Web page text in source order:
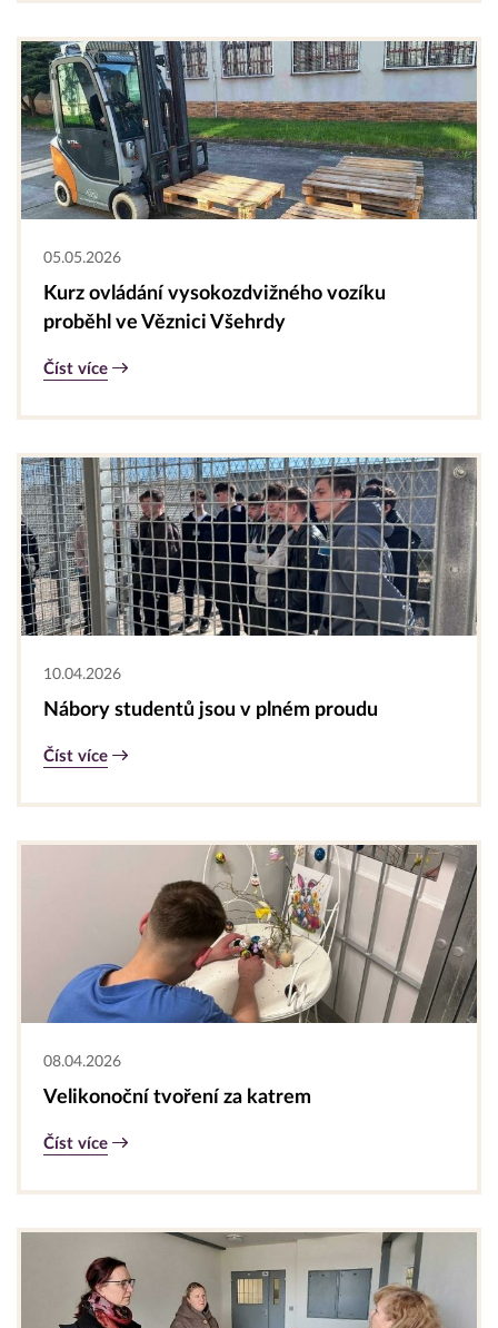
05.05.2026
Kurz ovládání vysokozdvižného vozíku
proběhl ve Věznici Všehrdy
Číst více
10.04.2026
Nábory studentů jsou v plném proudu
Číst více
08.04.2026
Velikonoční tvoření za katrem
Číst více